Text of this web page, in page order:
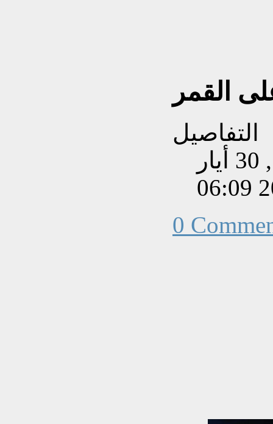
القمر
التفاصيل
تم إنشاءه بتاريخ السبت, 30 أيار
0